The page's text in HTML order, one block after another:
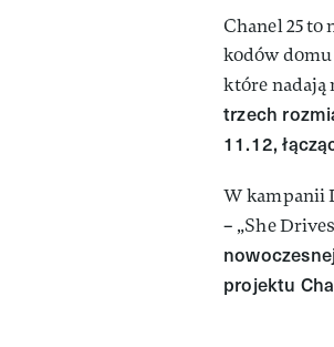
Chanel 25
kodów domu
które nadają
trzech
11.12,
W kampanii
– „She
projektu